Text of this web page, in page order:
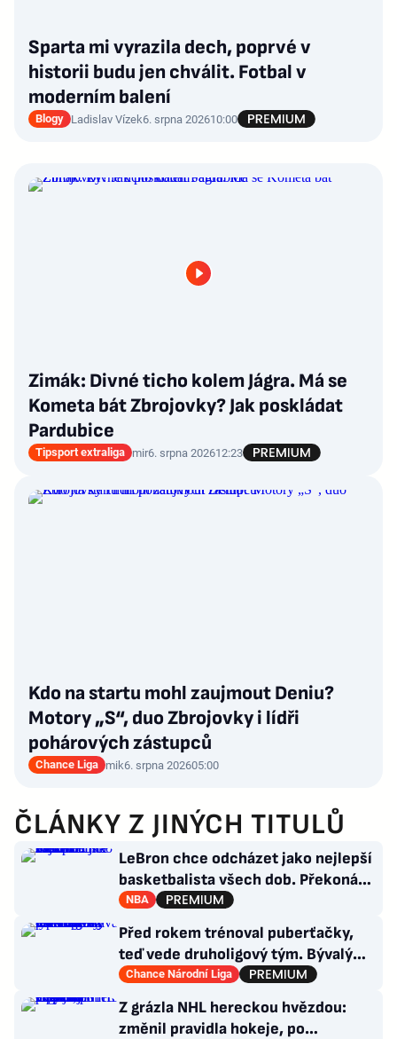
Sparta mi vyrazila dech, poprvé v
historii budu jen chválit. Fotbal v
moderním balení
Blogy Ladislav Vízek6. srpna 202610:00
Zimák: Divné ticho kolem Jágra. Má se
Kometa bát Zbrojovky? Jak poskládat
Pardubice
Tipsport extraliga mir6. srpna 202612:23
Kdo na startu mohl zaujmout Deniu?
Motory „S“, duo Zbrojovky i lídři
pohárových zástupců
Chance Liga mik6. srpna 202605:00
ČLÁNKY Z JINÝCH TITULŮ
LeBron chce odcházet jako nejlepší
basketbalista všech dob. Překoná
Jordana?
NBA
Před rokem trénoval puberťačky,
teď vede druholigový tým. Bývalý
reportér zažívá raketový vzestup
Chance Národní Liga
Z grázla NHL hereckou hvězdou:
změnil pravidla hokeje, po